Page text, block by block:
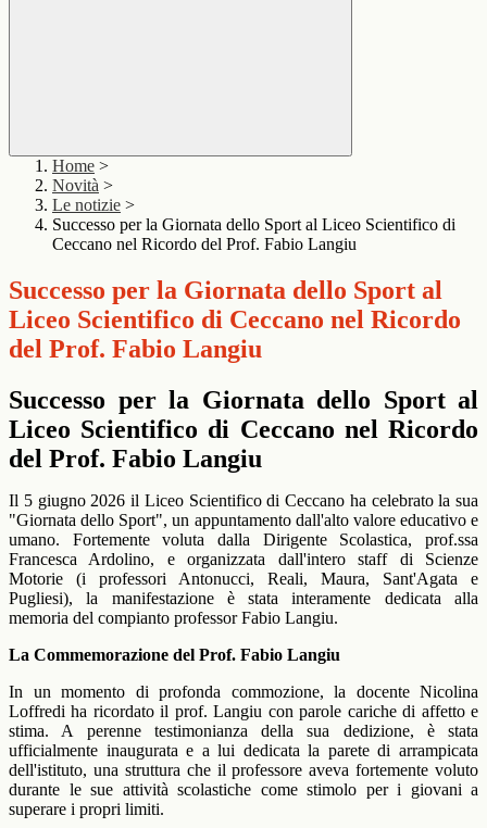
Home >
Novità >
Le notizie >
Successo per la Giornata dello Sport al Liceo Scientifico di
Ceccano nel Ricordo del Prof. Fabio Langiu
Successo per la Giornata dello Sport al
Liceo Scientifico di Ceccano nel Ricordo
del Prof. Fabio Langiu
Successo per la Giornata dello Sport al
Liceo Scientifico di Ceccano nel Ricordo
del Prof. Fabio Langiu
Il 5 giugno 2026 il Liceo Scientifico di Ceccano ha celebrato la sua
"Giornata dello Sport", un appuntamento dall'alto valore educativo e
umano. Fortemente voluta dalla Dirigente Scolastica, prof.ssa
Francesca Ardolino, e organizzata dall'intero staff di Scienze
Motorie (i professori Antonucci, Reali, Maura, Sant'Agata e
Pugliesi), la manifestazione è stata interamente dedicata alla
memoria del compianto professor Fabio Langiu.
La Commemorazione del Prof. Fabio Langiu
In un momento di profonda commozione, la docente Nicolina
Loffredi ha ricordato il prof. Langiu con parole cariche di affetto e
stima. A perenne testimonianza della sua dedizione, è stata
ufficialmente inaugurata e a lui dedicata la parete di arrampicata
dell'istituto, una struttura che il professore aveva fortemente voluto
durante le sue attività scolastiche come stimolo per i giovani a
superare i propri limiti.